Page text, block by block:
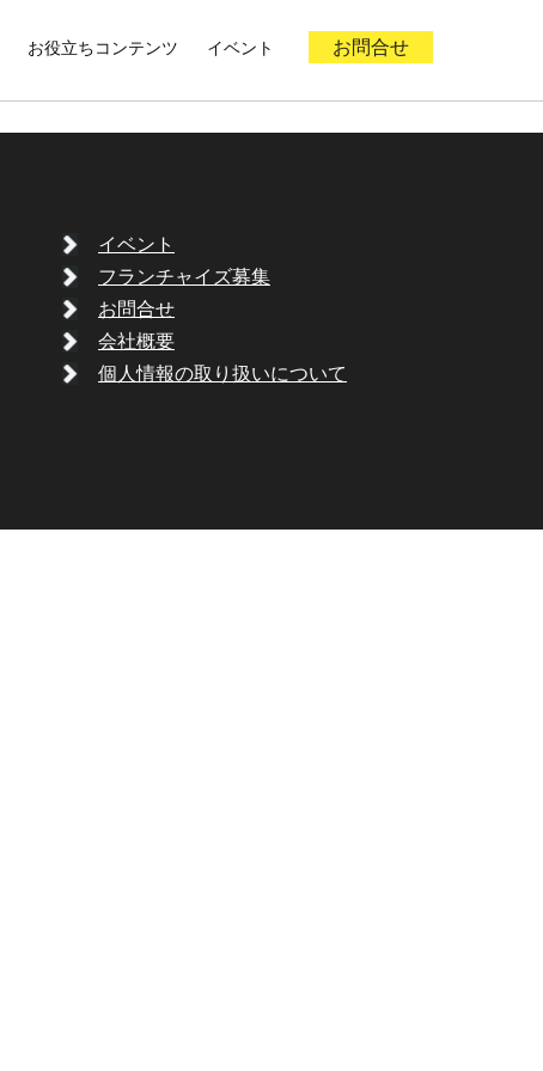
お役立ちコンテンツ イベント お問合せ
イベント
フランチャイズ募集
お問合せ
会社概要
個人情報の取り扱いについて